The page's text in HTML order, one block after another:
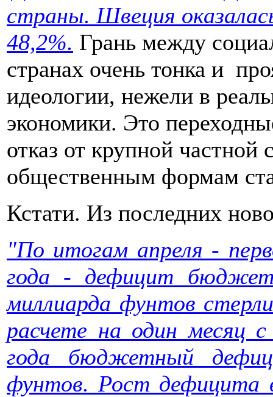
страны. Швеция
48,2%. Грань между
странах очень тонка и
идеологии, нежели в
экономики. Это
отказ от крупной частной
общественным формам
Кстати. Из последних
"По итогам апреля -
года - дефицит
миллиарда фунтов
расчете на один месяц
года бюджетный
фунтов. Рост дефицита